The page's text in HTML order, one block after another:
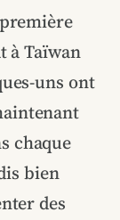
à Taïwan
uns ont
chaque
bien
des